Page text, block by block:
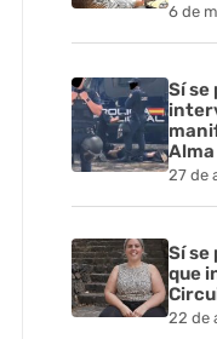
6 de
Sí se
Alma
27 de
Sí se
que
22 de